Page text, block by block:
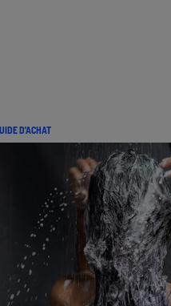
D'ACHAT